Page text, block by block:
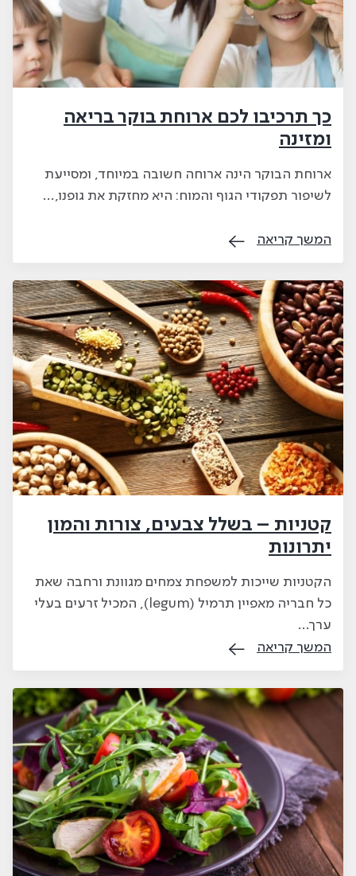
כך תרכיבו לכם ארוחת בוקר בריאה
ומזינה
ארוחת הבוקר הינה ארוחה חשובה במיוחד, ומסייעת
לשיפור תפקודי הגוף והמוח: היא מחזקת את גופנו,…
המשך קריאה
קטניות – בשלל צבעים, צורות והמון
יתרונות
הקטניות שייכות למשפחת צמחים מגוונת ורחבה שאת
כל חבריה מאפיין תרמיל (legum), המכיל זרעים בעלי
ערך…
המשך קריאה